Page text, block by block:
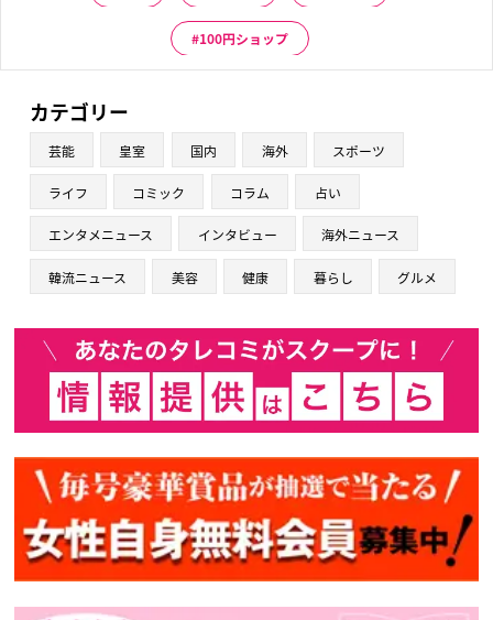
100円ショップ
カテゴリー
芸能 皇室 国内 海外 スポーツ
ライフ コミック コラム 占い
エンタメニュース インタビュー 海外ニュース
韓流ニュース 美容 健康 暮らし グルメ